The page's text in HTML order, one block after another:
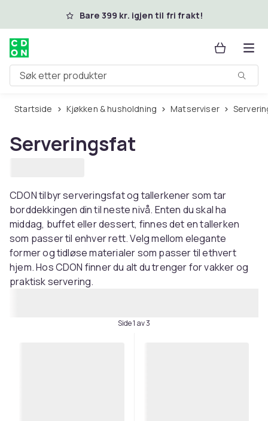
Hopp til hovedinnholdBare 399 kr. igjen til fri frakt!
Søk etter produkter
Startside Kjøkken & husholdning Matserviser
Serveringsfat
CDON tilbyr serveringsfat og tallerkener som tar
borddekkingen din til neste nivå. Enten du skal ha
middag, buffet eller dessert, finnes det en tallerken
som passer til enhver rett. Velg mellom elegante
former og tidløse materialer som passer til ethvert
hjem. Hos CDON finner du alt du trenger for vakker og
praktisk servering.
Side 1 av 3